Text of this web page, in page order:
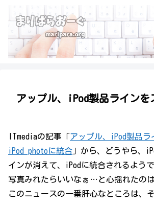
アップル、iPod製品ラインを
ITmediaの記事「アップル、iPod製品ラ
iPod photoに統合 」から、どうやら、
インが消えて、iPodに統合されるようで
写真みれたらいいなぁ…と心揺れたの
このニュースの一番肝心なところは、